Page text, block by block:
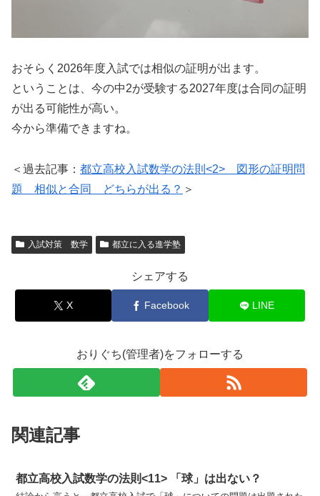
おそらく2026年度入試では相似の証明が出ます。
ということは、今の中2が受験する2027年度は合同の証明
が出る可能性が高い。
今から準備できますね。
＜過去記事： 都立高校入試数学の法則<2> 図形の証明問
題 相似と合同 どちらが出る？ ＞
入試対策 数学 都立に入る進学塾
シェアする
X Facebook LINE
おりぐち(管理者)をフォローする
関連記事
都立高校入試数学の法則<11> 「球」は出ない？